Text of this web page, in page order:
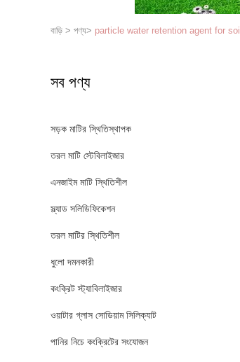
বাড়ি > পণ্য> particle water retention agent for soil
সব পণ্য
সড়ক মাটির স্থিতিস্থাপক
তরল মাটি স্টেবিলাইজার
এনজাইম মাটি স্থিতিশীল
স্ল্যাড সলিডিফিকেশন
তরল মাটির স্থিতিশীল
ধুলো দমনকারী
কংক্রিট স্ট্যাবিলাইজার
ওয়াটার গ্লাস সোডিয়াম সিলিক্যাট
পানির নিচে কংক্রিটের সংযোজন